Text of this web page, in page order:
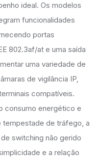
ideal. Os modelos
funcionalidades
portas
802.3af/at e uma saída
uma variedade de
de vigilância IP,
compatíveis.
consumo energético e
de tráfego, a
switching não gerido
e a relação